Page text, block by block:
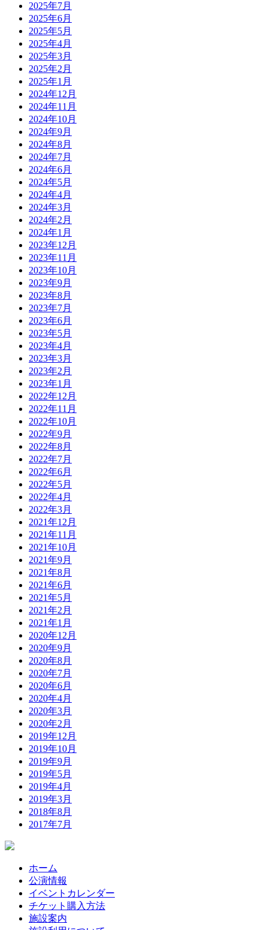
2025年7月
2025年6月
2025年5月
2025年4月
2025年3月
2025年2月
2025年1月
2024年12月
2024年11月
2024年10月
2024年9月
2024年8月
2024年7月
2024年6月
2024年5月
2024年4月
2024年3月
2024年2月
2024年1月
2023年12月
2023年11月
2023年10月
2023年9月
2023年8月
2023年7月
2023年6月
2023年5月
2023年4月
2023年3月
2023年2月
2023年1月
2022年12月
2022年11月
2022年10月
2022年9月
2022年8月
2022年7月
2022年6月
2022年5月
2022年4月
2022年3月
2021年12月
2021年11月
2021年10月
2021年9月
2021年8月
2021年6月
2021年5月
2021年2月
2021年1月
2020年12月
2020年9月
2020年8月
2020年7月
2020年6月
2020年4月
2020年3月
2020年2月
2019年12月
2019年10月
2019年9月
2019年5月
2019年4月
2019年3月
2018年8月
2017年7月
ホーム
公演情報
イベントカレンダー
チケット購入方法
施設案内